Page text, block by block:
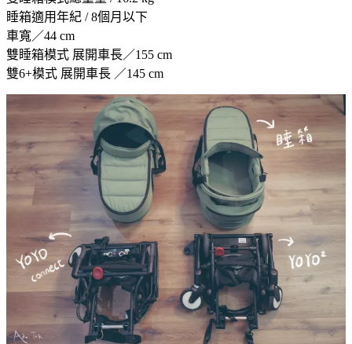
睡箱適用年紀 / 8個月以下
車寬／44 cm
雙睡箱模式 展開車長／155 cm
雙6+模式 展開車長 ／145 cm